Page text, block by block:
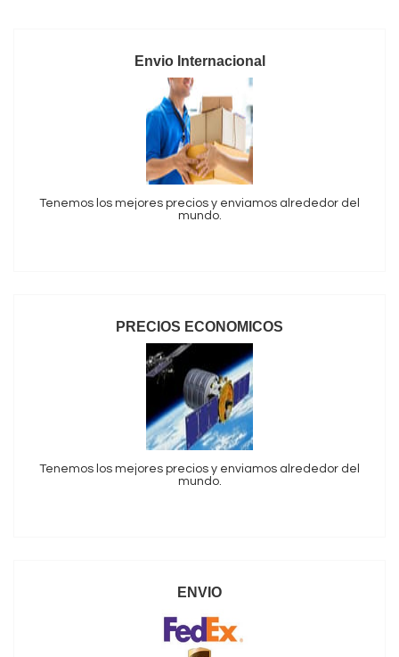
Envio Internacional
Tenemos los mejores precios y enviamos alrededor del
mundo.
PRECIOS ECONOMICOS
Tenemos los mejores precios y enviamos alrededor del
mundo.
ENVIO